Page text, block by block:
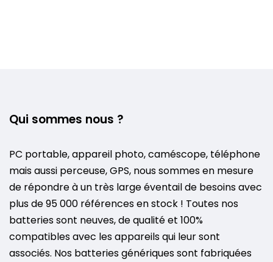
Qui sommes nous ?
PC portable, appareil photo, caméscope, téléphone
mais aussi perceuse, GPS, nous sommes en mesure
de répondre à un très large éventail de besoins avec
plus de 95 000 références en stock ! Toutes nos
batteries sont neuves, de qualité et 100%
compatibles avec les appareils qui leur sont
associés. Nos batteries génériques sont fabriquées